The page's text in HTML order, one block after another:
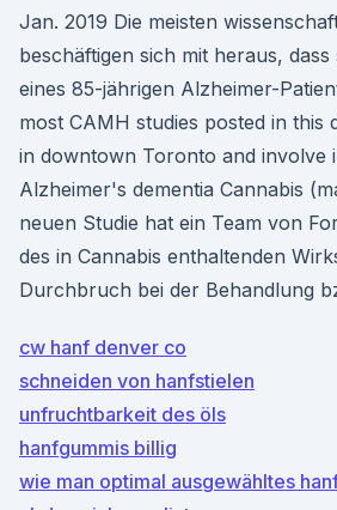
Jan. 2019 Die meisten
beschäftigen sich mit heraus, dass
eines 85-jährigen Alzheimer-
most CAMH studies posted in this
in downtown Toronto and involve
Alzheimer's dementia Cannabis
neuen Studie hat ein Team von
des in Cannabis enthaltenden
Durchbruch bei der Behandlung
cw hanf denver co
schneiden von hanfstielen
unfruchtbarkeit des öls
hanfgummis billig
wie man optimal ausgewähltes